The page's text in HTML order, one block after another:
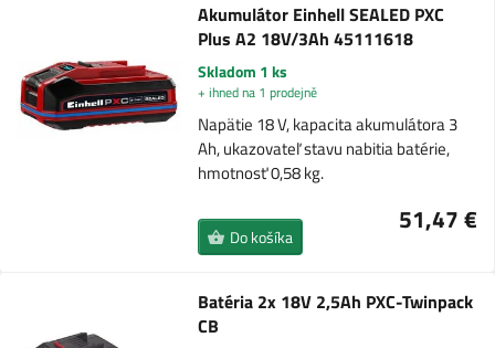
Akumulátor Einhell SEALED PXC
Plus A2 18V/3Ah 45111618
Skladom 1 ks
+ ihned na 1 prodejně
Napätie 18 V, kapacita akumulátora 3
Ah, ukazovateľ stavu nabitia batérie,
hmotnosť 0,58 kg.
51,47 €
Do košíka
Batéria 2x 18V 2,5Ah PXC-Twinpack
CB